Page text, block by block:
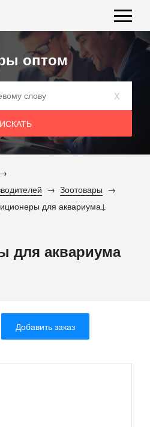
оптом
x
Зоотовары
для аквариума
для аквариума
Добавить заказ